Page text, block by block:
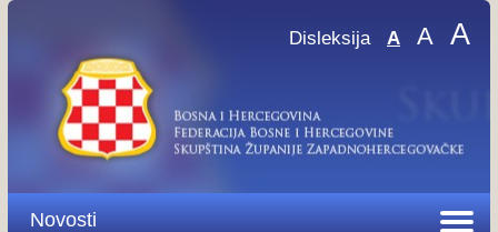
Disleksija A A A
Novosti